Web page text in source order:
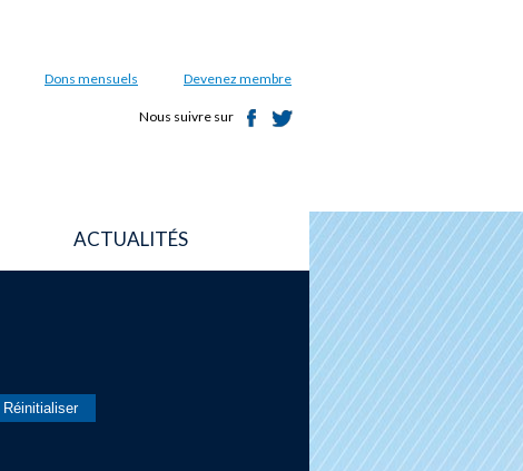
Dons mensuels Devenez membre
Nous suivre sur
ACTUALITÉS